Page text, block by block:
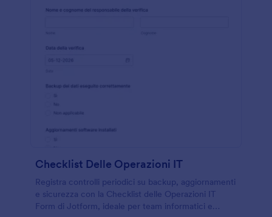
Checklist Delle Operazioni IT
Registra controlli periodici su backup, aggiornamenti
e sicurezza con la Checklist delle Operazioni IT
Form di Jotform, ideale per team informatici e